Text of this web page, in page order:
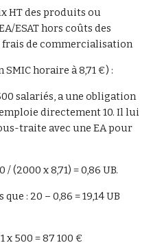
HT des produits ou
ESAT hors coûts des
frais de commercialisation
horaire à 8,71 €) :
salariés, a une obligation
directement 10. Il lui
traite avec une EA pour
(2000 x 8,71) = 0,86 UB.
: 20 – 0,86 = 19,14 UB
x 500 = 87 100 €